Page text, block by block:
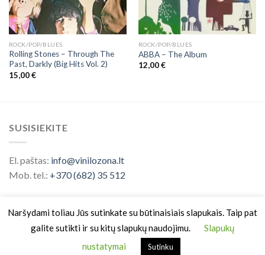
ROCK/POP/BLUES
Rolling Stones – Through The
Past, Darkly (Big Hits Vol. 2)
15,00€
ROCK/POP/BLUES
ABBA ‎– The Album
12,00€
SUSISIEKITE
El. paštas: info@vinilozona.lt
Mob. tel.: +370 (682) 35 512
Prekės ženklas saugomas nuo 2026 ©
Naršydami toliau Jūs sutinkate su būtinaisiais slapukais. Taip pat
galite sutikti ir su kitų slapukų naudojimu.
Slapukų
nustatymai
Sutinku